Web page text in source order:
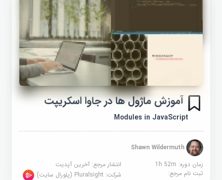
آموزش ماژول ها در جاوا اسکریپت
Modules in JavaScript
Shawn Wildermuth
زمان دوره: 1h 52m
انتشار مرجع:آخرین آپدیت
ثبت نام مرجع:
شرکت:Pluralsight (پلورال سایت)